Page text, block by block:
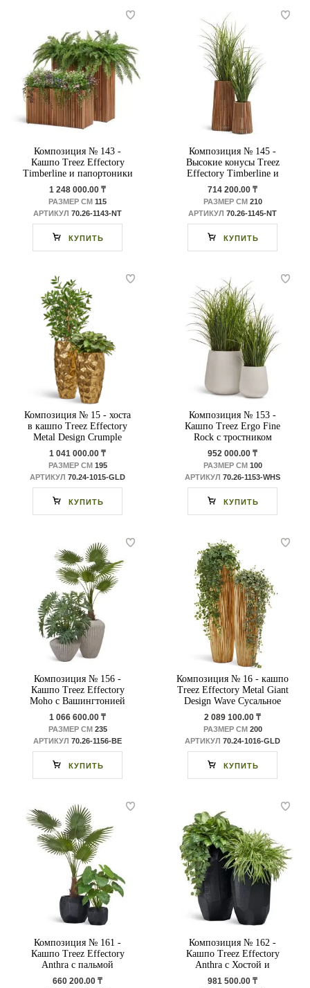
Композиция № 143 -
Кашпо Treez Effectory
Timberline и папортоники
с цветущим разнотравьем
1 248 000.00 ₸
РАЗМЕР СМ 115
АРТИКУЛ 70.26-1143-NT
КУПИТЬ
Композиция № 145 -
Высокие конусы Treez
Effectory Timberline и
Трава Тростник
714 200.00 ₸
РАЗМЕР СМ 210
АРТИКУЛ 70.26-1145-NT
КУПИТЬ
Композиция № 15 - хоста
в кашпо Treez Effectory
Metal Design Crumple
Сусальное золото
1 041 000.00 ₸
РАЗМЕР СМ 195
АРТИКУЛ 70.24-1015-GLD
КУПИТЬ
Композиция № 153 -
Кашпо Treez Ergo Fine
Rock с тростником
952 000.00 ₸
РАЗМЕР СМ 100
АРТИКУЛ 70.26-1153-WHS
КУПИТЬ
Композиция № 156 -
Кашпо Treez Effectory
Moho с Вашингтонией
Прайм и Филодендроном
1 066 600.00 ₸
РАЗМЕР СМ 235
АРТИКУЛ 70.26-1156-BE
КУПИТЬ
Композиция № 16 - кашпо
Treez Effectory Metal Giant
Design Wave Сусальное
золото с плющом
2 089 100.00 ₸
РАЗМЕР СМ 200
АРТИКУЛ 70.24-1016-GLD
КУПИТЬ
Композиция № 161 -
Кашпо Treez Effectory
Anthra с пальмой
Вашингтонией Прайм
660 200.00 ₸
Композиция № 162 -
Кашпо Treez Effectory
Anthra с Хостой и
Хлорофитумом
981 500.00 ₸